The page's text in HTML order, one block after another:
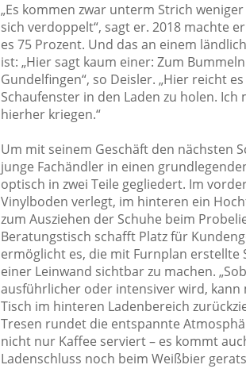
„Es kommen zwar unterm Strich
sich verdoppelt“, sagt er. 2018 machte
es 75 Prozent. Und das an einem
ist: „Hier sagt kaum einer: Zum
Gundelfingen“, so Deisler. „Hier reicht
Schaufenster in den Laden zu holen.
hierher kriegen.“
Um mit seinem Geschäft den nächsten
junge Fachändler in einen
optisch in zwei Teile gegliedert. Im
Vinylboden verlegt, im hinteren ein
zum Ausziehen der Schuhe beim
Beratungstisch schafft Platz für
ermöglicht es, die mit Furnplan
einer Leinwand sichtbar zu machen.
ausführlicher oder intensiver wird, kann
Tisch im hinteren Ladenbereich
Tresen rundet die entspannte
nicht nur Kaffee serviert – es kommt
Ladenschluss noch beim Weißbier